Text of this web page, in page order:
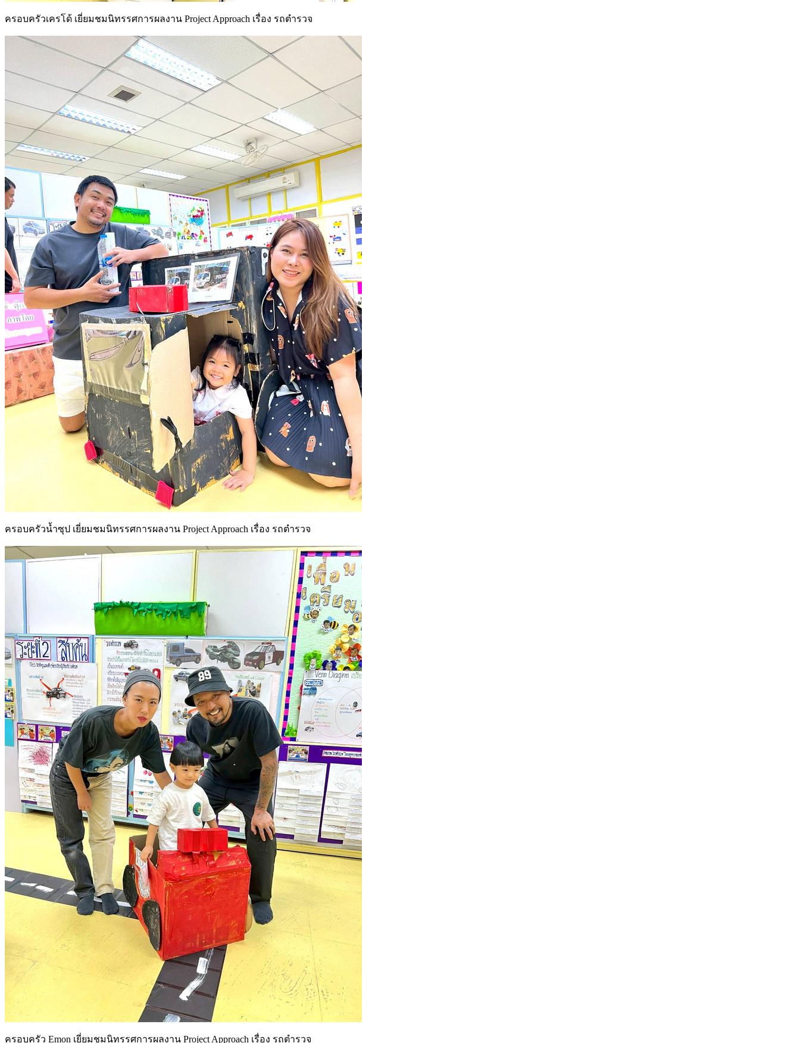
ครอบครัวเครโด้ เยี่ยมชมนิทรรศการผลงาน Project Approach เรื่อง รถตำรวจ
ครอบครัวน้ำซุป เยี่ยมชมนิทรรศการผลงาน Project Approach เรื่อง รถตำรวจ
ครอบครัว Emon เยี่ยมชมนิทรรศการผลงาน Project Approach เรื่อง รถตำรวจ